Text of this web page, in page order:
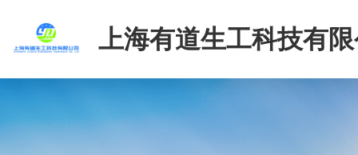
上海有道生工科技有